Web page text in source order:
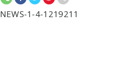
NEWS-1-4-1219211